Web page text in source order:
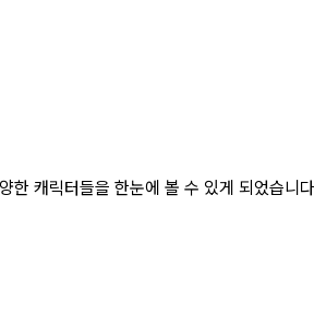
캐릭터들을 한눈에 볼 수 있게 되었습니